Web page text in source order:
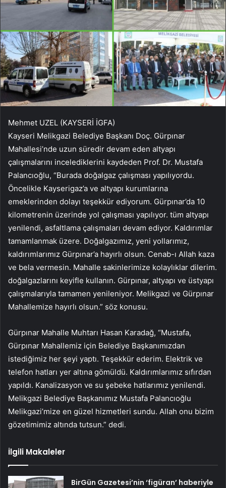
Mehmet UZEL (KAYSERİ İGFA)
Kayseri Melikgazi Belediye Başkanı Doç. Gürpınar
Mahallesi’nde uzun süredir devam eden altyapı
çalışmalarını incelediklerini kaydeden Prof. Dr. Mustafa
Palancıoğlu, “Burada doğalgaz çalışması yapılıyordu.
Öncelikle Kayserigaz’a ve altyapı kurumlarına
emeklerinden dolayı teşekkür ediyorum. Gürpınar’da 10
kilometrenin üzerinde yol çalışması yapılıyor. tüm altyapı
yenilendi, asfaltlama çalışmaları devam ediyor. Kaldırımlar
tamamlanmak üzere. Doğalgazımız, yeni yollarımız,
kaldırımlarımız Gürpınar’a hayırlı olsun. Cenab-ı Allah kaza
ve bela vermesin. Mahalle sakinlerimize kolaylıklar dilerim.
doğalgazlarını keyifle kullanın. Gürpınar, altyapı ve üstyapı
çalışmalarıyla tamamen yenileniyor. Melikgazi ve Gürpınar
Mahallemize hayırlı olsun.” söz konusu.
Gürpınar Mahalle Muhtarı Hasan Karadağ, “Mustafa,
Gürpınar Mahallemiz için Belediye Başkanımızdan
istediğimiz her şeyi yaptı. Teşekkür ederim. Elektrik ve
telefon hatları yer altına gömüldü. Kaldırımlarımız sıfırdan
yapıldı. Kanalizasyon ve su şebeke hatlarımız yenilendi.
Melikgazi Belediye Başkanımız Mustafa Palancıoğlu
Melikgazi’mize en güzel hizmetleri sundu. Allah onu bizim
gözetimimiz altında tutsun.” dedi.
İlgili Makaleler
BirGün Gazetesi’nin ‘figüran’ haberiyle